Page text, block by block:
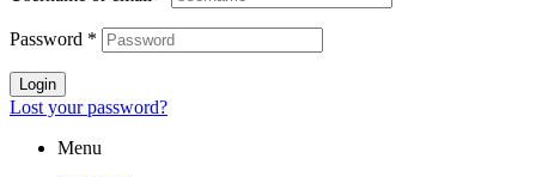
Password *
Login
Lost your password?
Menu